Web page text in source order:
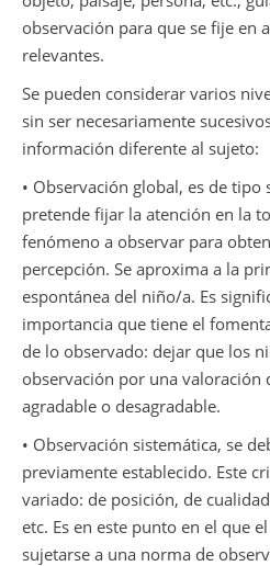
observación para que se fije en
relevantes.
Se pueden considerar varios
sin ser necesariamente
información diferente al sujeto:
• Observación global, es de
pretende fijar la atención en la
fenómeno a observar para
percepción. Se aproxima a la
espontánea del niño/a. Es
importancia que tiene el
de lo observado: dejar que los
observación por una
agradable o desagradable.
• Observación sistemática, se
previamente establecido. Este
variado: de posición, de
etc. Es en este punto en el que
sujetarse a una norma de